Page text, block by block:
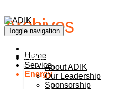
Toggle navigation
ABOUT ADIK
About ADIK
Our Leadership
Sponsorship
Archives
Home
Service
Energy